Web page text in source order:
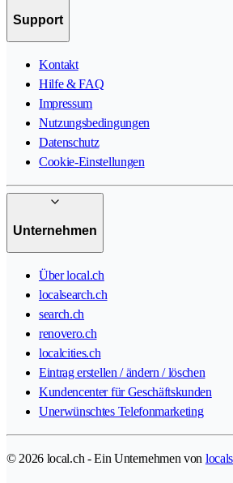
Support
Kontakt
Hilfe & FAQ
Impressum
Nutzungsbedingungen
Datenschutz
Cookie-Einstellungen
Unternehmen
Über local.ch
localsearch.ch
search.ch
renovero.ch
localcities.ch
Eintrag erstellen / ändern / löschen
Kundencenter für Geschäftskunden
Unerwünschtes Telefonmarketing
© 2026 local.ch - Ein Unternehmen von